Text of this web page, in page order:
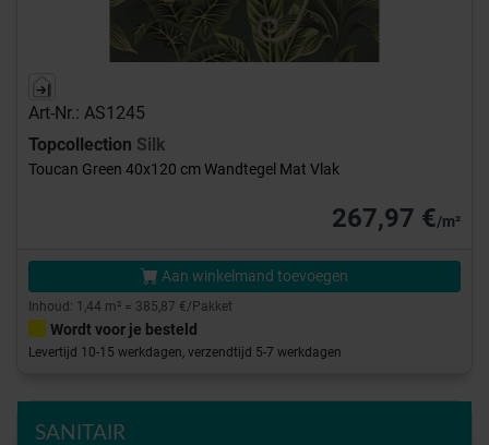
Art-Nr.: AS1245
Topcollection Silk
Toucan Green 40x120 cm Wandtegel Mat Vlak
267,97 €/m²
Aan winkelmand toevoegen
Inhoud: 1,44 m² = 385,87 €/Pakket
Wordt voor je besteld
Levertijd 10-15 werkdagen, verzendtijd 5-7 werkdagen
SANITAIR